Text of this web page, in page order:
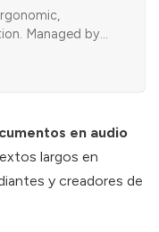
Managed by
en audio
largos en
y creadores de